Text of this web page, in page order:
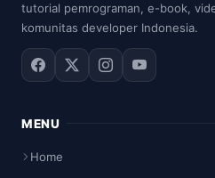
tutorial pemrograman, e-book,
komunitas developer Indonesia.
MENU
Home